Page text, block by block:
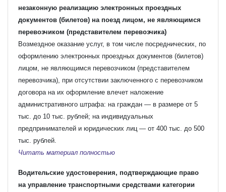
незаконную реализацию электронных проездных
документов (билетов) на поезд лицом, не являющимся
перевозчиком (представителем перевозчика)
Возмездное оказание услуг, в том числе посреднических, по
оформлению электронных проездных документов (билетов)
лицом, не являющимся перевозчиком (представителем
перевозчика), при отсутствии заключенного с перевозчиком
договора на их оформление влечет наложение
административного штрафа: на граждан — в размере от 5
тыс. до 10 тыс. рублей; на индивидуальных
предпринимателей и юридических лиц — от 400 тыс. до 500
тыс. рублей.
Читать материал полностью
Водительские удостоверения, подтверждающие право
на управление транспортными средствами категории